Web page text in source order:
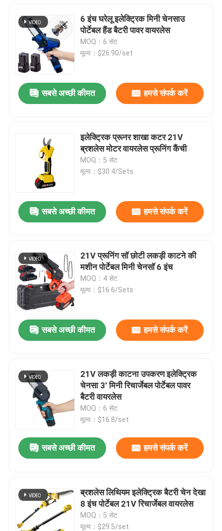
6 इंच घरेलू इलेक्ट्रिक मिनी चेनसाउ
पोर्टेबल हैंड बैटरी पावर वायरलेस
MOQ：6 सेट
मूल्य：$26.90/set
सबसे अच्छी कीमत हमसे संपर्क करें
इलेक्ट्रिक प्रूनर शाखा कटर 21V
ब्रशलेस मोटर वायरलेस प्रूनिंग कैंची
MOQ：5 सेट
मूल्य：$30.4/Sets
सबसे अच्छी कीमत हमसे संपर्क करें
21V प्रूनिंग सॉ छोटी लकड़ी काटने की
मशीन पोर्टेबल मिनी चेनसॉ 6 इंच
MOQ：4 सेट
मूल्य：$16.6/Sets
सबसे अच्छी कीमत हमसे संपर्क करें
21V लकड़ी काटना उपकरण इलेक्ट्रिक
चेनसा 3' मिनी रिचार्जेबल पोर्टेबल पावर
बैटरी वायरलेस
MOQ：6 सेट
मूल्य：$16.8/set
सबसे अच्छी कीमत हमसे संपर्क करें
ब्रशलेस लिथियम इलेक्ट्रिक बैटरी चेन देखा
8 इंच पोर्टेबल 21V रिचार्जेबल वायरलेस
MOQ：5 सेट
मूल्य：$29.5/set